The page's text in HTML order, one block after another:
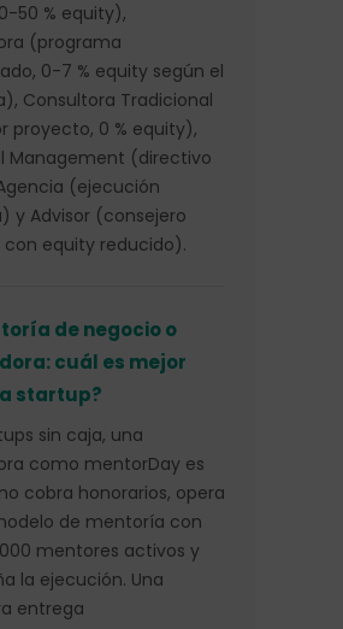
50 % equity),
(programa
0-7 % equity según el
Consultora Tradicional
proyecto, 0 % equity),
Management (directivo
(ejecución
y Advisor (consejero
con equity reducido).
de negocio o
cuál es mejor
startup?
sin caja, una
como mentorDay es
cobra honorarios, opera
de mentoría con
mentores activos y
la ejecución. Una
entrega